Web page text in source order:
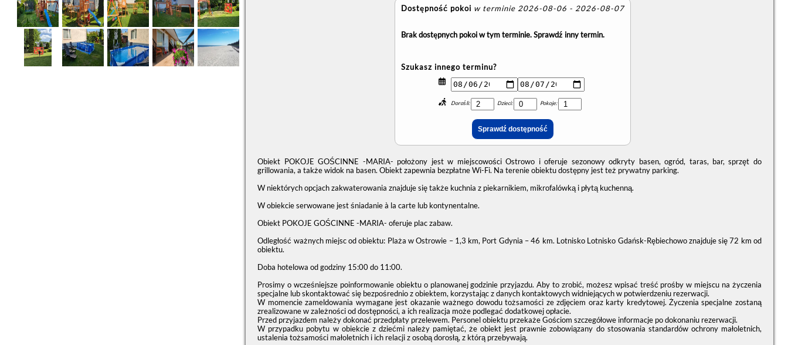
Dostępność pokoi w terminie 2026-08-06 - 2026-08-07
Brak dostępnych pokoi w tym terminie. Sprawdź inny termin.
Szukasz innego terminu?
Dorośli: Dzieci: Pokoje:
Obiekt POKOJE GOŚCINNE -MARIA- położony jest w miejscowości Ostrowo i oferuje sezonowy odkryty basen, ogród, taras, bar, sprzęt do
grillowania, a także widok na basen. Obiekt zapewnia bezpłatne Wi-Fi. Na terenie obiektu dostępny jest też prywatny parking.
W niektórych opcjach zakwaterowania znajduje się także kuchnia z piekarnikiem, mikrofalówką i płytą kuchenną.
W obiekcie serwowane jest śniadanie à la carte lub kontynentalne.
Obiekt POKOJE GOŚCINNE -MARIA- oferuje plac zabaw.
Odległość ważnych miejsc od obiektu: Plaża w Ostrowie – 1,3 km, Port Gdynia – 46 km. Lotnisko Lotnisko Gdańsk-Rębiechowo znajduje się 72 km od
obiektu.
Doba hotelowa od godziny 15:00do 11:00.
Prosimy o wcześniejsze poinformowanie obiektu o planowanej godzinie przyjazdu. Aby to zrobić, możesz wpisać treść prośby w miejscu na życzenia
specjalne lub skontaktować się bezpośrednio z obiektem, korzystając z danych kontaktowych widniejących w potwierdzeniu rezerwacji.
W momencie zameldowania wymagane jest okazanie ważnego dowodu tożsamości ze zdjęciem oraz karty kredytowej. Życzenia specjalne zostaną
zrealizowane w zależności od dostępności, a ich realizacja może podlegać dodatkowej opłacie.
Przed przyjazdem należy dokonać przedpłaty przelewem. Personel obiektu przekaże Gościom szczegółowe informacje po dokonaniu rezerwacji.
W przypadku pobytu w obiekcie z dziećmi należy pamiętać, że obiekt jest prawnie zobowiązany do stosowania standardów ochrony małoletnich,
ustalenia tożsamości małoletnich i ich relacji z osobą dorosłą, z którą przebywają.